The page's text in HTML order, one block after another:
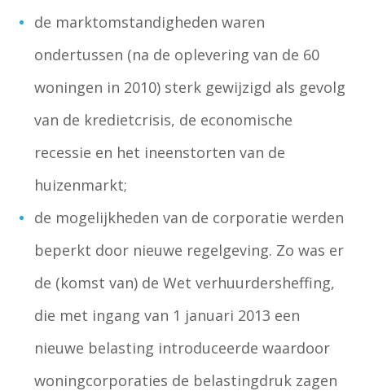
de marktomstandigheden waren
ondertussen (na de oplevering van de 60
woningen in 2010) sterk gewijzigd als gevolg
van de kredietcrisis, de economische
recessie en het ineenstorten van de
huizenmarkt;
de mogelijkheden van de corporatie werden
beperkt door nieuwe regelgeving. Zo was er
de (komst van) de Wet verhuurdersheffing,
die met ingang van 1 januari 2013 een
nieuwe belasting introduceerde waardoor
woningcorporaties de belastingdruk zagen